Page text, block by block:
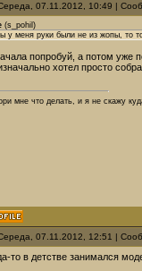
07.11.2012, 10:49 |
(s_pohil )
у меня руки были не из жопы, то
попробуй, а потом уже
хотел просто
мне что делать, и я не скажу
07.11.2012, 12:51 |
то в детстве занимался